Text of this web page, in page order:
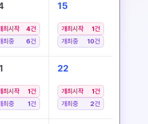
최시작 4건
최중
6건
15
개최시작 1건
개최중
10건
최시작 1건
최중
1건
22
개최시작 1건
개최중
2건